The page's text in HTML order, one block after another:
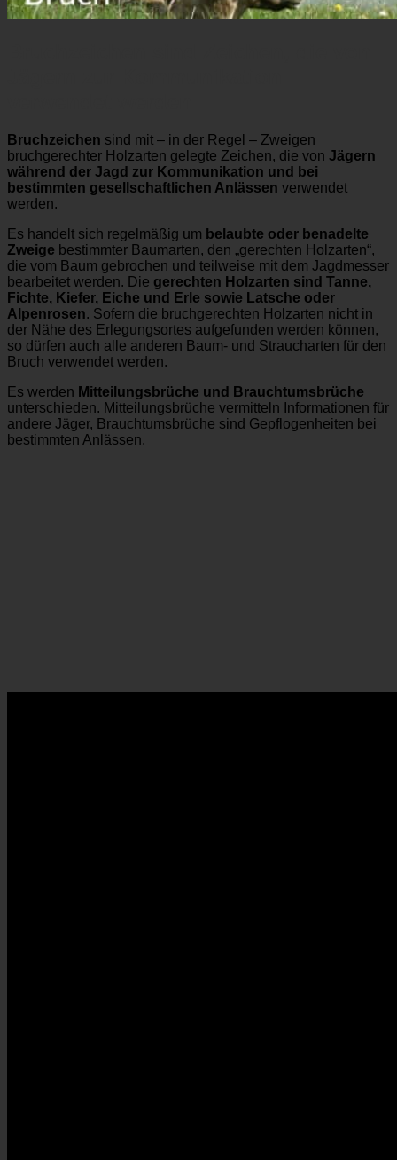
Bruchzeichen sind mit – in der Regel – Zweigen
bruchgerechter Holzarten gelegte Zeichen, die von Jägern
während der Jagd zur Kommunikation und bei
bestimmten gesellschaftlichen Anlässen verwendet
werden.
Es handelt sich regelmäßig um belaubte oder benadelte
Zweige bestimmter Baumarten, den „gerechten Holzarten“,
die vom Baum gebrochen und teilweise mit dem Jagdmesser
bearbeitet werden. Die gerechten Holzarten sind Tanne,
Fichte, Kiefer, Eiche und Erle sowie Latsche oder
Alpenrosen. Sofern die bruchgerechten Holzarten nicht in
der Nähe des Erlegungsortes aufgefunden werden können,
so dürfen auch alle anderen Baum- und Straucharten für den
Bruch verwendet werden.
Es werden Mitteilungsbrüche und Brauchtumsbrüche
unterschieden. Mitteilungsbrüche vermitteln Informationen für
andere Jäger, Brauchtumsbrüche sind Gepflogenheiten bei
bestimmten Anlässen.